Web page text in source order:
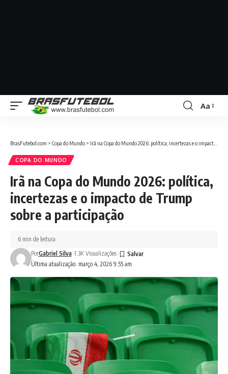
Aa
BrasFutebol.com > Copa do Mundo > Irã na Copa do Mundo 2026: política, incertezas e o impacto de Trump sobre a participação
COPA DO MUNDO
Irã na Copa do Mundo 2026: política,
incertezas e o impacto de Trump
sobre a participação
Última atualização: março 4, 2026 9:55 am
PorGabriel Silva 1.3K Visualizações
6 min de leitura